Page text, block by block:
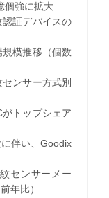
個強に拡大
証デバイスの
模推移（個数
ンサー方式別
トップシェア
伴い、Goodix
センサーメー
年比）